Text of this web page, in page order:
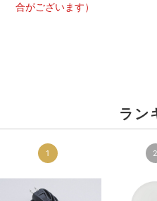
合がございます）
ラン
1 2